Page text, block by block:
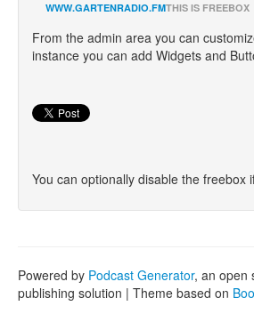
WWW.GARTENRADIO.FMTHIS IS FREEBOX
From the admin area you can
instance you can add Widgets and
You can optionally disable the freebox
Powered by Podcast Generator, an open
publishing solution | Theme based on